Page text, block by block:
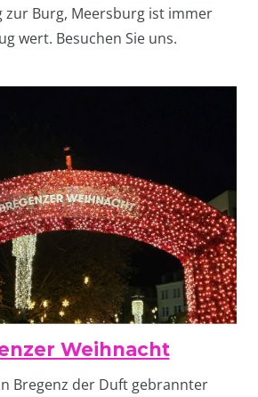
zur Burg, Meersburg ist immer
wert. Besuchen Sie uns.
Weihnacht
Bregenz der Duft gebrannter